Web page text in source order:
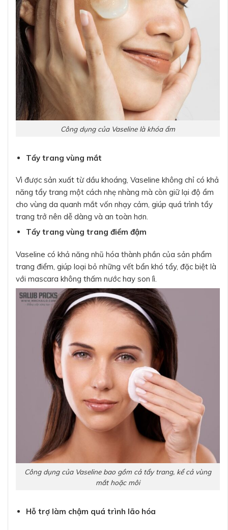
Công dụng của Vaseline là khóa ẩm
Tẩy trang vùng mắt
Vì được sản xuất từ dầu khoáng, Vaseline không chỉ có khả
năng tẩy trang một cách nhẹ nhàng mà còn giữ lại độ ẩm
cho vùng da quanh mắt vốn nhạy cảm, giúp quá trình tẩy
trang trở nên dễ dàng và an toàn hơn.
Tẩy trang vùng trang điểm đậm
Vaseline có khả năng nhũ hóa thành phần của sản phẩm
trang điểm, giúp loại bỏ những vết bẩn khó tẩy, đặc biệt là
với mascara không thấm nước hay son lì.
Công dụng của Vaseline bao gồm cả tẩy trang, kể cả vùng
mắt hoặc môi
Hỗ trợ làm chậm quá trình lão hóa